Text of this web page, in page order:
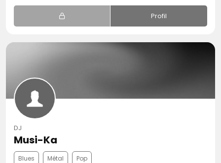
Profil
DJ
Musi-Ka
Blues Métal Pop